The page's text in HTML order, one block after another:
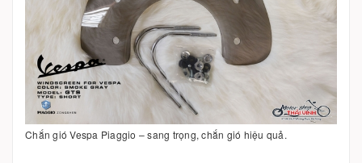
Chắn gió Vespa Piaggio – sang trọng, chắn gió hiệu quả.